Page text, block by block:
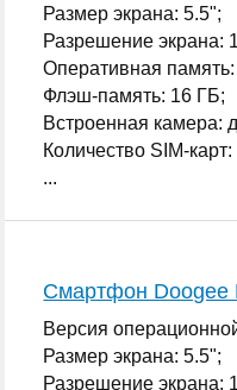
Размер экрана: 5.5";
Разрешение экрана:
Оперативная
Флэш-память: 16 ГБ;
Встроенная камера:
Количество SIM-карт:
...
Смартфон Doogee
Версия
Размер экрана: 5.5";
Разрешение экрана: